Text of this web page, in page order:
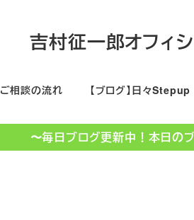
吉村征一郎オフィ
ご相談の流れ 【ブログ】日々Stepup
〜毎日ブログ更新中！本日の